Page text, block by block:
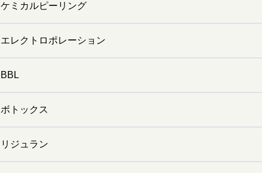
ケミカルピーリング
エレクトロポレーション
BBL
ボトックス
リジュラン